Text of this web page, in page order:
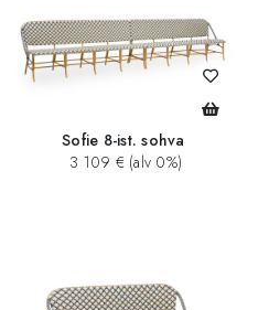
Sofie 8-ist. sohva
3 109 € (alv 0%)